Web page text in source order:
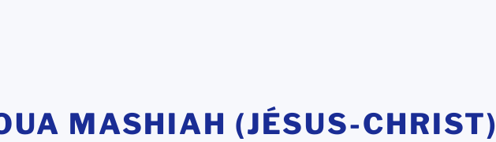
MASHIAH (JÉSUS-CHRIST)